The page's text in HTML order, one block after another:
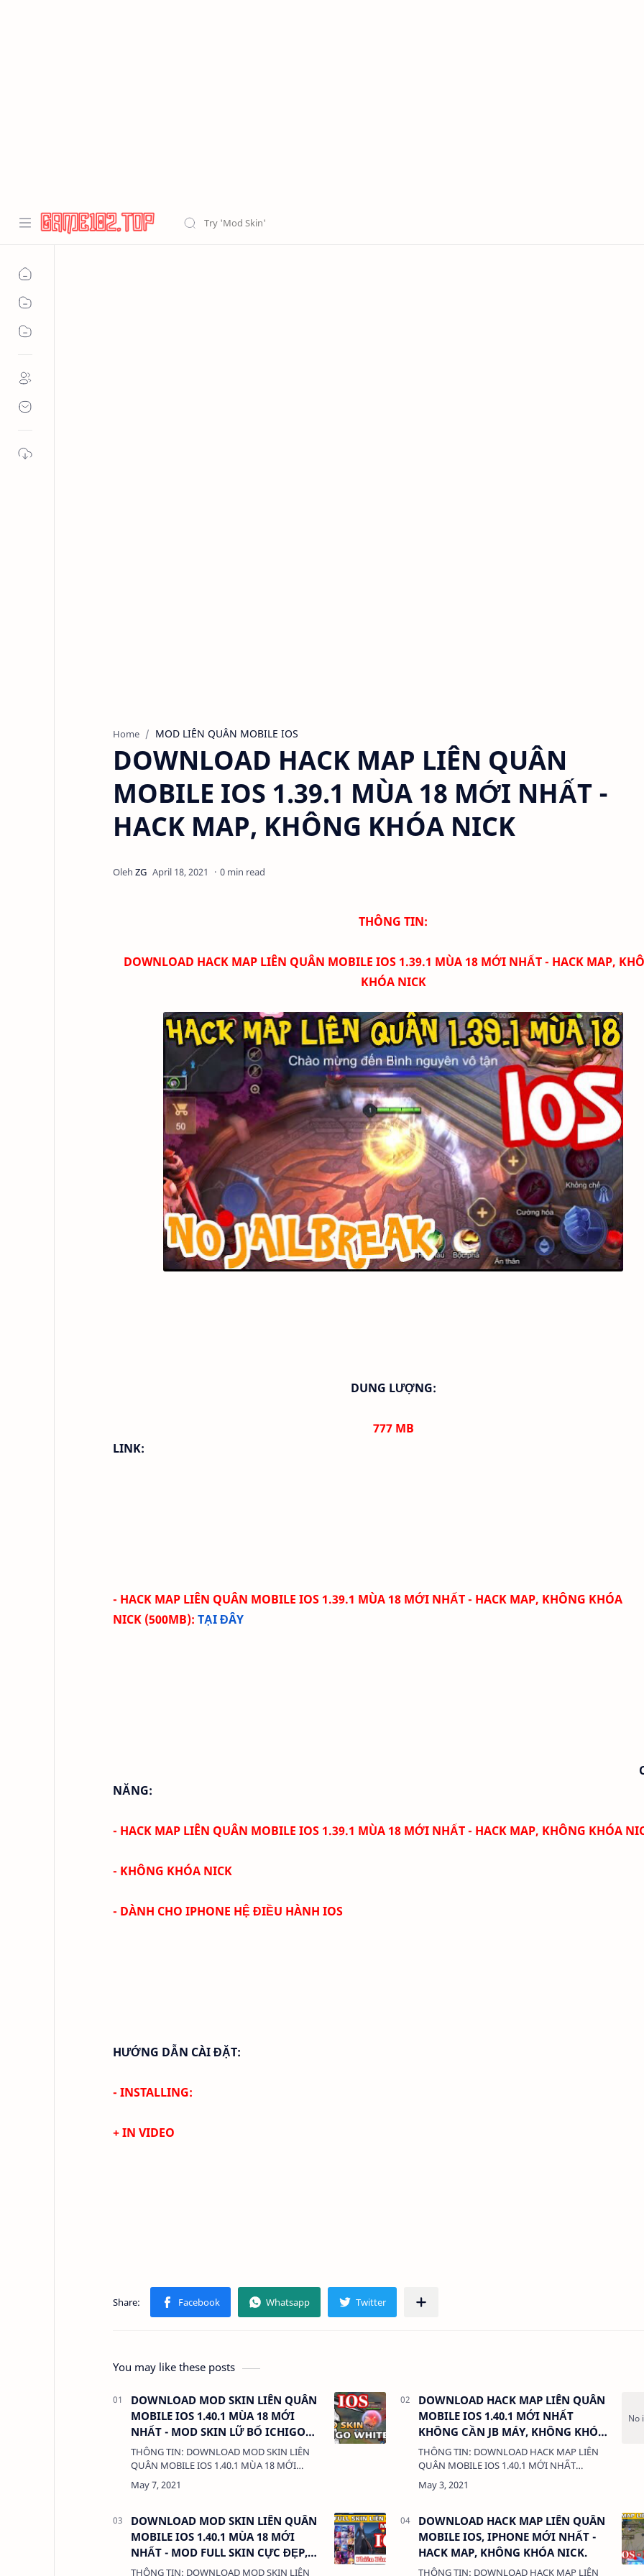
Home MOD LIÊN QUÂN MOBILE IOS
DOWNLOAD HACK MAP LIÊN QUÂN
MOBILE IOS 1.39.1 MÙA 18 MỚI NHẤT -
HACK MAP, KHÔNG KHÓA NICK
0 min read
THÔNG TIN:
DOWNLOAD HACK MAP LIÊN QUÂN MOBILE IOS 1.39.1 MÙA 18 MỚI NHẤT - HACK MAP,
KHÓA NICK
DUNG LƯỢNG:
777 MB
LINK:
- HACK MAP LIÊN QUÂN MOBILE IOS 1.39.1 MÙA 18 MỚI NHẤT - HACK MAP, KHÔNG KHÓA
NICK (500MB): TẠI ĐÂY
NĂNG:
- HACK MAP LIÊN QUÂN MOBILE IOS 1.39.1 MÙA 18 MỚI NHẤT - HACK MAP, KHÔNG KHÓA
- KHÔNG KHÓA NICK
- DÀNH CHO IPHONE HỆ ĐIỀU HÀNH IOS
HƯỚNG DẪN CÀI ĐẶT:
- INSTALLING:
+ IN VIDEO
You may like these posts
DOWNLOAD MOD SKIN LIÊN QUÂN
MOBILE IOS 1.40.1 MÙA 18 MỚI
NHẤT - MOD SKIN LỮ BỐ ICHIGO
WHITE CỰC ĐẸP, KHÔNG KHÓA
NICK
THÔNG TIN: DOWNLOAD MOD SKIN LIÊN
QUÂN MOBILE IOS 1.40.1 MÙA 18 MỚI
NHẤT - MOD SKIN LỮ BỐ ICHIGO WHITE
CỰC ĐẸP, KHÔNG KHÓA NICK DUNG
DOWNLOAD HACK MAP LIÊN QUÂN
MOBILE IOS 1.40.1 MỚI NHẤT
KHÔNG CẦN JB MÁY, KHÔNG KHÓA
NICK
THÔNG TIN: DOWNLOAD HACK MAP LIÊN
QUÂN MOBILE IOS 1.40.1 MỚI NHẤT
KHÔNG CẦN JB MÁY, KHÔNG KHÓA NICK
DUNG LƯỢNG: 777 MB LINK: (adsbygoogle
DOWNLOAD MOD SKIN LIÊN QUÂN
MOBILE IOS 1.40.1 MÙA 18 MỚI
NHẤT - MOD FULL SKIN CỰC ĐẸP,
KHÔNG LỖI, KHÔNG KHÓA NICK
THÔNG TIN: DOWNLOAD MOD SKIN LIÊN
DOWNLOAD HACK MAP LIÊN QUÂN
MOBILE IOS, IPHONE MỚI NHẤT -
HACK MAP, KHÔNG KHÓA NICK.
THÔNG TIN: DOWNLOAD HACK MAP LIÊN